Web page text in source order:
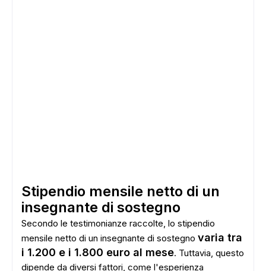
Stipendio mensile netto di un
insegnante di sostegno
Secondo le testimonianze raccolte, lo stipendio
mensile netto di un insegnante di sostegno varia tra
i 1.200 e i 1.800 euro al mese. Tuttavia, questo
dipende da diversi fattori, come l'esperienza